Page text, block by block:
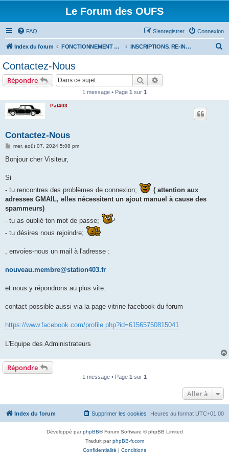
Le Forum des OUFS
FAQ Connexion
S’enregistrer
Index du forum FONCTIONNEMENT DU FORUM INSCRIPTIONS, RE-INSCRIPTIONS:CONTACTEZ-NOUS
Contactez-Nous
Répondre Rechercher
1 message • Page 1 sur 1
Pat403
Contactez-Nous
M
s
mer. août 07, 2024 5:08 pm
Bonjour cher Visiteur,
Si
- tu rencontres des problèmes de connexion;
( attention aux
adresses GMAIL, elles nécessitent un ajout manuel à cause des
spammeurs)
- tu as oublié ton mot de passe;
- tu désires nous rejoindre;
, envoies-nous un mail à l'adresse :
nouveau.membre@station403.fr
et nous y répondrons au plus vite.
contact possible aussi via la page vitrine facebook du forum
https://www.facebook.com/profile.php?id=61565750815041
L'Equipe des Administrateurs
Répondre
1 message • Page 1 sur 1
Aller à
Index du forum Heures au format UTC+01:00
Supprimer les cookies
Développé parphpBB® Forum Software © phpBB Limited
Traduit parphpBB-fr.com
Confidentialité | Conditions